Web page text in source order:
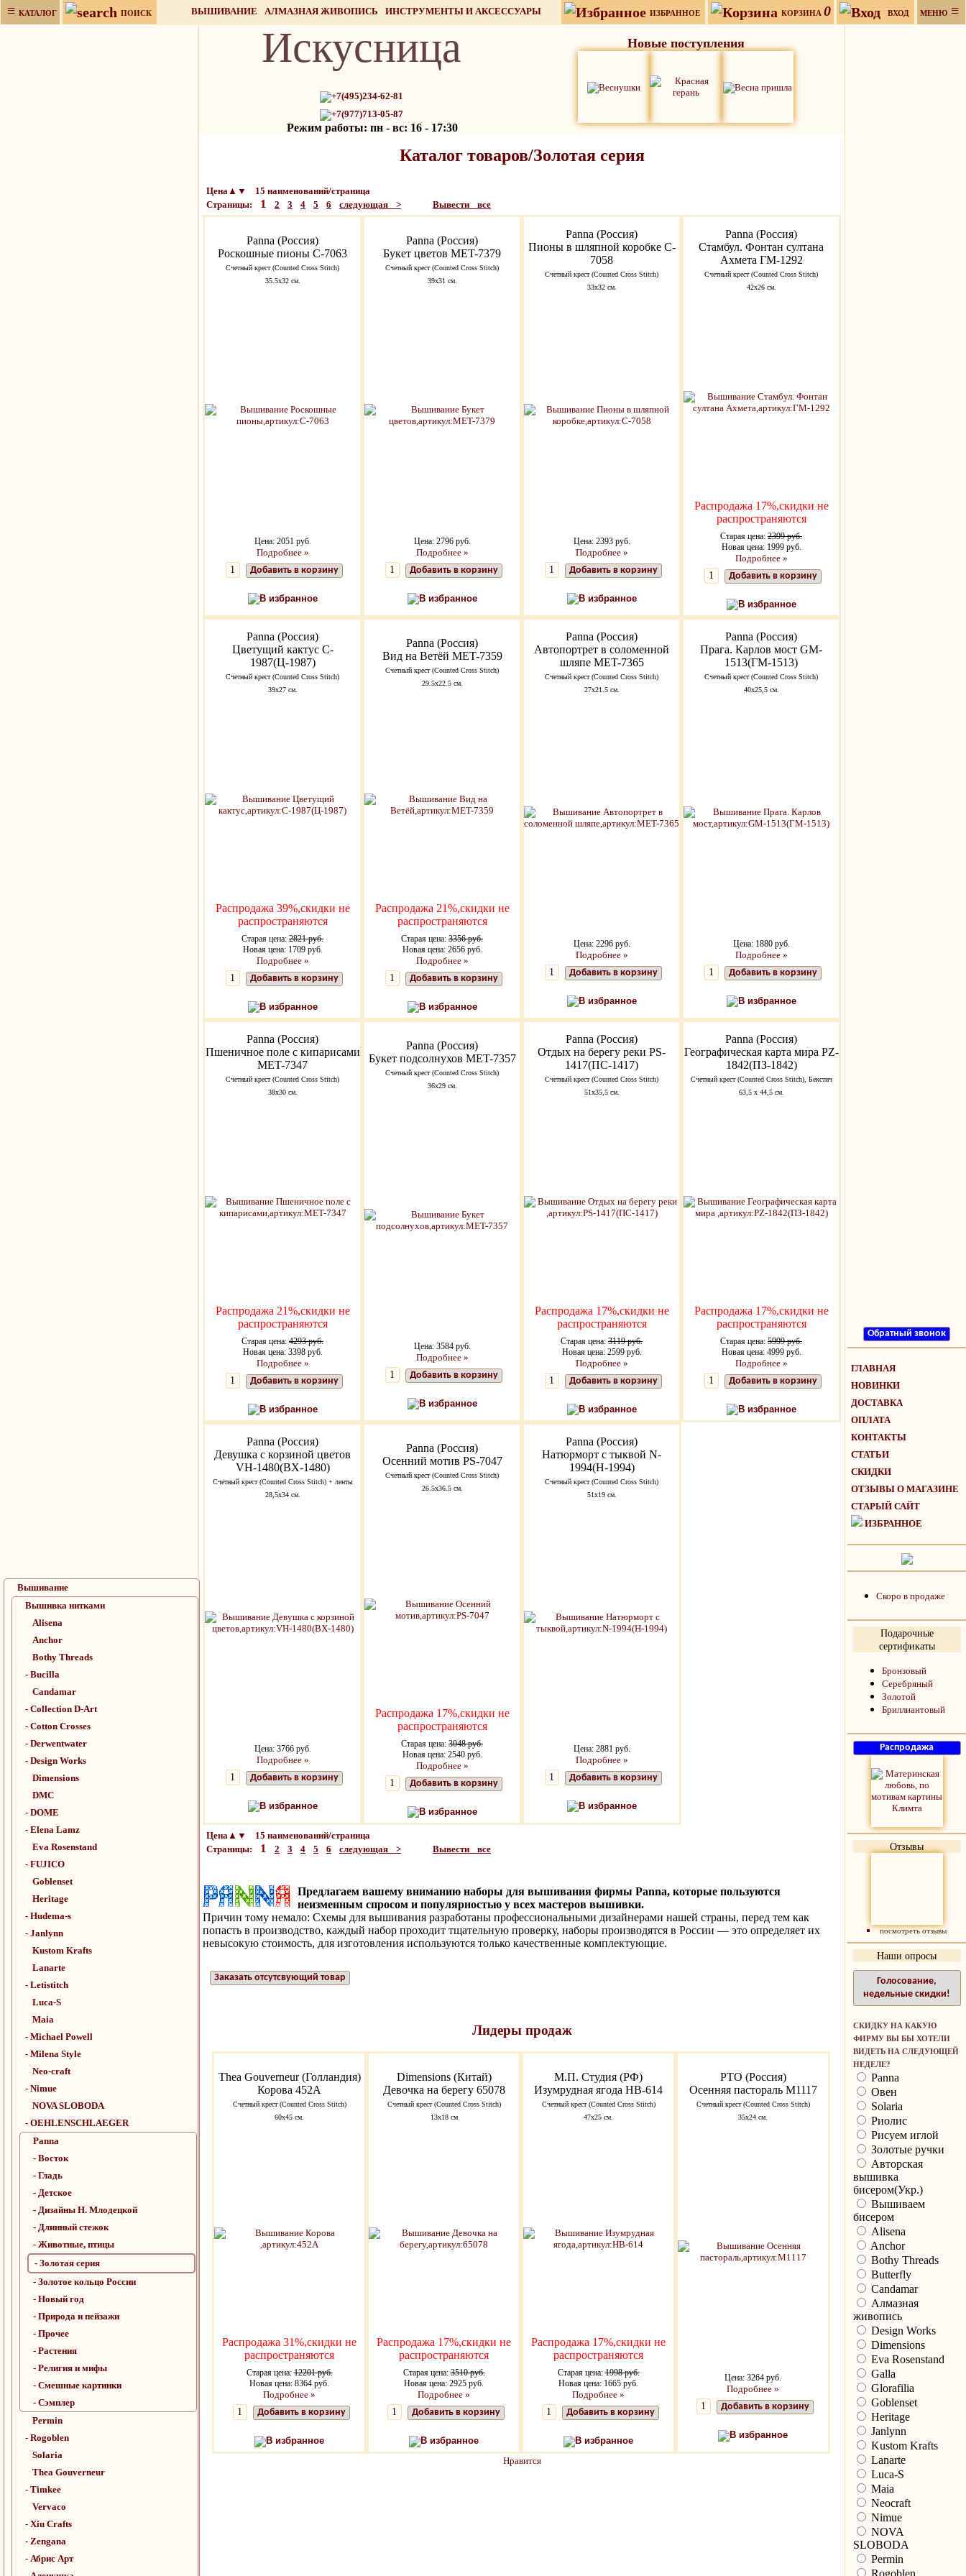
≡ КАТАЛОГ ПОИСК ВЫШИВАНИЕ АЛМАЗНАЯ ЖИВОПИСЬ
ИНСТРУМЕНТЫ И АКСЕССУАРЫ
НАБОРЫ ДЛЯ РУКОДЕЛИЯ
ИЗБРАННОЕ КОРЗИНА 0 ВХОД МЕНЮ ≡
Вышивание
Вышивка нитками
Alisena
Anchor
Bothy Threads
- Bucilla
Candamar
- Collection D-Art
- Cotton Crosses
- Derwentwater
- Design Works
Dimensions
DMC
- DOME
- Elena Lamz
Eva Rosenstand
- FUJICO
Goblenset
Heritage
- Hudema-s
- Janlynn
Kustom Krafts
Lanarte
- Letistitch
Luca-S
Maia
- Michael Powell
- Milena Style
Neo-craft
- Nimue
NOVA SLOBODA
- OEHLENSCHLAEGER
Panna
- Восток
- Гладь
- Детское
- Дизайны Н. Млодецкой
- Длинный стежок
- Животные, птицы
- Золотая серия
- Золотое кольцо России
- Новый год
- Природа и пейзажи
- Прочее
- Растения
- Религия и мифы
- Смешные картинки
- Сэмплер
Permin
- Rogoblen
Solaria
Thea Gouverneur
- Timkee
Vervaco
- Xiu Crafts
- Zengana
- Абрис Арт
Искусница
+7(495)234-62-81
+7(977)713-05-87
Режим работы: пн - вс: 16 - 17:30
Новые поступления
Каталог товаров/Золотая серия
Цена▲▼ 15 наименований/страница
Страницы: 1 2 3 4 5 6 следующая > Вывести все
Panna (Россия)
Роскошные пионы C-7063
Счетный крест (Counted Cross Stitch)
35.5х32 см.
Цена: 2051 руб.
Подробнее »
Добавить в корзину
В избранное
Panna (Россия)
Букет цветов MET-7379
Счетный крест (Counted Cross Stitch)
39х31 см.
Цена: 2796 руб.
Подробнее »
Добавить в корзину
В избранное
Panna (Россия)
Пионы в шляпной коробке C-
7058
Счетный крест (Counted Cross Stitch)
33х32 см.
Цена: 2393 руб.
Подробнее »
Добавить в корзину
В избранное
Panna (Россия)
Стамбул. Фонтан султана
Ахмета ГМ-1292
Счетный крест (Counted Cross Stitch)
42х26 см.
Распродажа 17%,скидки не
распространяются
Старая цена: 2399 руб.
Новая цена: 1999 руб.
Подробнее »
Добавить в корзину
В избранное
Panna (Россия)
Цветущий кактус C-
1987(Ц-1987)
Счетный крест (Counted Cross Stitch)
39х27 см.
Распродажа 39%,скидки не
распространяются
Старая цена: 2821 руб.
Новая цена: 1709 руб.
Подробнее »
Добавить в корзину
В избранное
Panna (Россия)
Вид на Ветёй MET-7359
Счетный крест (Counted Cross Stitch)
29.5х22.5 см.
Распродажа 21%,скидки не
распространяются
Старая цена: 3356 руб.
Новая цена: 2656 руб.
Подробнее »
Добавить в корзину
В избранное
Panna (Россия)
Автопортрет в соломенной
шляпе MET-7365
Счетный крест (Counted Cross Stitch)
27х21.5 см.
Цена: 2296 руб.
Подробнее »
Добавить в корзину
В избранное
Panna (Россия)
Прага. Карлов мост GM-
1513(ГМ-1513)
Счетный крест (Counted Cross Stitch)
40х25,5 см.
Цена: 1880 руб.
Подробнее »
Добавить в корзину
В избранное
Panna (Россия)
Пшеничное поле с кипарисами
MET-7347
Счетный крест (Counted Cross Stitch)
38х30 см.
Распродажа 21%,скидки не
распространяются
Старая цена: 4293 руб.
Новая цена: 3398 руб.
Подробнее »
Добавить в корзину
В избранное
Panna (Россия)
Букет подсолнухов MET-7357
Счетный крест (Counted Cross Stitch)
36х29 см.
Цена: 3584 руб.
Подробнее »
Добавить в корзину
В избранное
Panna (Россия)
Отдых на берегу реки PS-
1417(ПС-1417)
Счетный крест (Counted Cross Stitch)
51х35,5 см.
Распродажа 17%,скидки не
распространяются
Старая цена: 3119 руб.
Новая цена: 2599 руб.
Подробнее »
Добавить в корзину
В избранное
Panna (Россия)
Географическая карта мира PZ-
1842(ПЗ-1842)
Счетный крест (Counted Cross Stitch), Бекстич
63,5 х 44,5 см.
Распродажа 17%,скидки не
распространяются
Старая цена: 5999 руб.
Новая цена: 4999 руб.
Подробнее »
Добавить в корзину
В избранное
Panna (Россия)
Девушка с корзиной цветов
VH-1480(ВХ-1480)
Счетный крест (Counted Cross Stitch) + ленты
28,5х34 см.
Цена: 3766 руб.
Подробнее »
Добавить в корзину
В избранное
Panna (Россия)
Осенний мотив PS-7047
Счетный крест (Counted Cross Stitch)
26.5х36.5 см.
Распродажа 17%,скидки не
распространяются
Старая цена: 3048 руб.
Новая цена: 2540 руб.
Подробнее »
Добавить в корзину
В избранное
Panna (Россия)
Натюрморт с тыквой N-
1994(Н-1994)
Счетный крест (Counted Cross Stitch)
51х19 см.
Цена: 2881 руб.
Подробнее »
Добавить в корзину
В избранное
Цена▲▼ 15 наименований/страница
Страницы: 1 2 3 4 5 6 следующая > Вывести все
Предлагаем вашему вниманию наборы для вышивания фирмы Panna, которые пользуются
неизменным спросом и популярностью у всех мастеров вышивки.
Причин тому немало: Схемы для вышивания разработаны профессиональными дизайнерами нашей страны, перед тем как
попасть в производство, каждый набор проходит тщательную проверку, наборы производятся в России — это определяет их
невысокую стоимость, для изготовления используются только качественные комплектующие.
Заказать отсутсвующий товар
Лидеры продаж
Thea Gouverneur (Голландия)
Корова 452A
Счетный крест (Counted Cross Stitch)
60х45 см.
Распродажа 31%,скидки не
распространяются
Старая цена:12201 руб.
Новая цена: 8364 руб.
Подробнее »
Добавить в корзину
В избранное
Dimensions (Китай)
Девочка на берегу 65078
Счетный крест (Counted Cross Stitch)
13x18 см
Распродажа 17%,скидки не
распространяются
Старая цена:3510 руб.
Новая цена: 2925 руб.
Подробнее »
Добавить в корзину
В избранное
М.П. Студия (РФ)
Изумрудная ягода НВ-614
Счетный крест (Counted Cross Stitch)
47х25 см.
Распродажа 17%,скидки не
распространяются
Старая цена:1998 руб.
Новая цена: 1665 руб.
Подробнее »
Добавить в корзину
В избранное
РТО (Россия)
Осенняя пастораль M1117
Счетный крест (Counted Cross Stitch)
35х24 см.
Цена: 3264 руб.
Подробнее »
Добавить в корзину
В избранное
Нравится
ГЛАВНАЯ
НОВИНКИ
ДОСТАВКА
ОПЛАТА
КОНТАКТЫ
СТАТЬИ
СКИДКИ
ОТЗЫВЫ О МАГАЗИНЕ
СТАРЫЙ САЙТ
ИЗБРАННОЕ
Скоро в продаже
Подарочные
сертификаты
Бронзовый
Серебряный
Золотой
Бриллиантовый
Отзывы
посмотреть отзывы
Наши опросы
Голосование,
недельные скидки!
СКИДКУ НА КАКУЮ
ФИРМУ ВЫ БЫ ХОТЕЛИ
ВИДЕТЬ НА СЛЕДУЮЩЕЙ
НЕДЕЛЕ?
Panna
Овен
Solaria
Риолис
Рисуем иглой
Золотые ручки
Авторская
вышивка
бисером(Укр.)
Вышиваем
бисером
Alisena
Anchor
Bothy Threads
Butterfly
Candamar
Алмазная
живопись
Design Works
Dimensions
Eva Rosenstand
Galla
Glorafilia
Goblenset
Heritage
Janlynn
Kustom Krafts
Lanarte
Luca-S
Maia
Neocraft
Nimue
NOVA
SLOBODA
Permin
Rogoblen